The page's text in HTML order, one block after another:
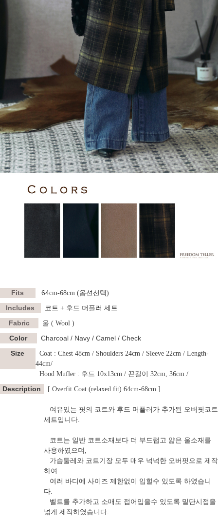
Fits 64cm-68cm (옵션선택)
Includes 코트 + 후드 머플러 세트
Fabric 울 ( Wool )
Color
Charcoal / Navy / Camel / Check
Size
Coat : Chest 48cm / Shoulders 24cm / Sleeve 22cm / Length-
44cm/
Hood Mufler : 후드 10x13cm / 끈길이 32cm, 36cm /
Description [ Overfit Coat (relaxed fit) 64cm-68cm ]
여유있는 핏의 코트와 후드 머플러가 추가된 오버핏코트
세트입니다.
코트는 일반 코트소재보다 더 부드럽고 얇은 울소재를
사용하였으며,
가슴둘레와 코트기장 모두 매우 넉넉한 오버핏으로 제작
하여
여러 바디에 사이즈 제한없이 입힐수 있도록 하였습니
다.
벨트를 추가하고 소매도 접어입을수 있도록 밑단시접을
넓게 제작하였습니다.